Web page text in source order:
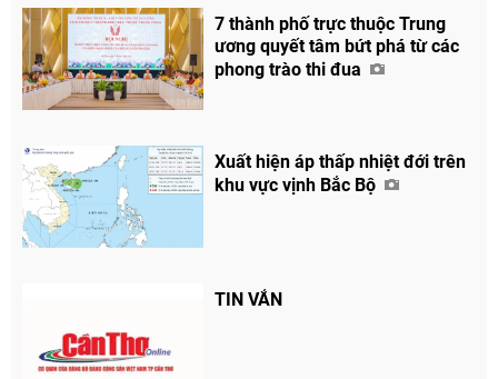
7 thành phố trực thuộc Trung
ương quyết tâm bứt phá từ các
phong trào thi đua
Xuất hiện áp thấp nhiệt đới trên
khu vực vịnh Bắc Bộ
TIN VẮN